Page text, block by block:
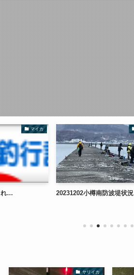
マイカ
れ… 20231202小樽南防波堤状況
ヤリイカ